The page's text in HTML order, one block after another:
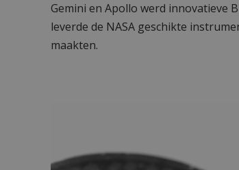
Gemini en Apollo werd innovatieve
leverde de NASA geschikte
maakten.